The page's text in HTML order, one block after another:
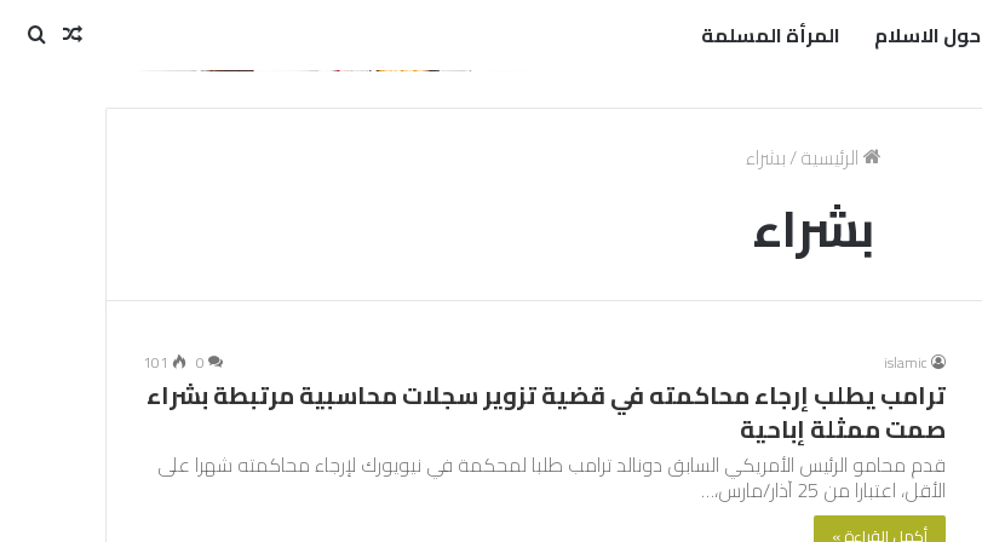
حول الاسلام المرأة المسلمة
مقال
الرئيسية/بشراء
بشراء
islamic
0
101
ترامب يطلب إرجاء محاكمته في قضية تزوير سجلات محاسبية مرتبطة بشراء
صمت ممثلة إباحية
قدم محامو الرئيس الأمريكي السابق دونالد ترامب طلبا لمحكمة في نيويورك لإرجاء محاكمته شهرا على
الأقل، اعتبارا من 25 آذار/مارس،…
أكمل القراءة »